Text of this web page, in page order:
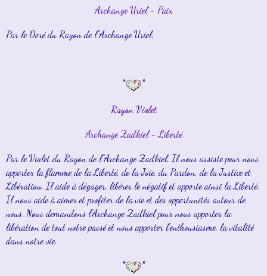
Archange Uriel - Paix
Par le Doré du Rayon de l''Archange Uriel,
* *
Rayon Violet
Archange Zadkiel - Liberté
Par le Violet du Rayon de l''Archange Zadkiel, Il nous assiste pour nous
apporter la flamme de la Liberté, de la Joie, du Pardon, de la Justice et
Libération. Il aide à dégager, libérer le négatif et apporte ainsi la Liberté.
Il nous aide à aimer et profiter de la vie et des opportunités autour de
nous. Nous demandons l'Archange Zadkiel pour nous apporter la
libération de tout notre passé et nous apporter l'enthousiasme, la vitalité
dans notre vie.
* *